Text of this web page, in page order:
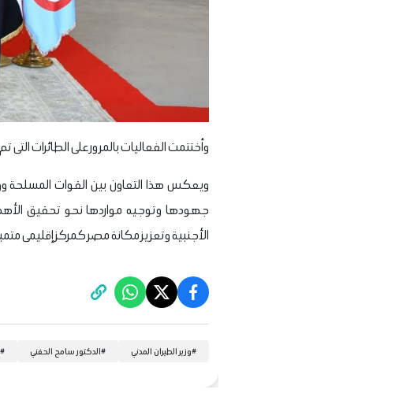
وأختتمت الفعاليات بالمرور على الطائرات التى
ويعكس هذا التعاون بين القوات المسلحة
جهودها وتوجيه مواردها نحو تحقيق
الأجنبية وتعزيز مكانة مصر كمركز إقليمى
#وزير الطيران المدني #الدكتور سامح الحفني #